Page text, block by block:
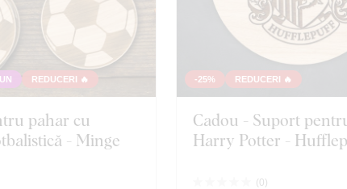
REDUCERI 🔥
pahar cu
- Minge
-25% REDUCERI 🔥
Cadou - Suport
Harry Potter -
( 0)